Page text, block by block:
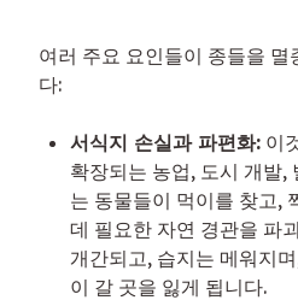
여러 주요 요인들이 종들을 멸
다:
서식지 손실과 파편화: 이
확장되는 농업, 도시 개발,
는 동물들이 먹이를 찾고,
데 필요한 자연 경관을 파
개간되고, 습지는 메워지
이 갈 곳을 잃게 됩니다.